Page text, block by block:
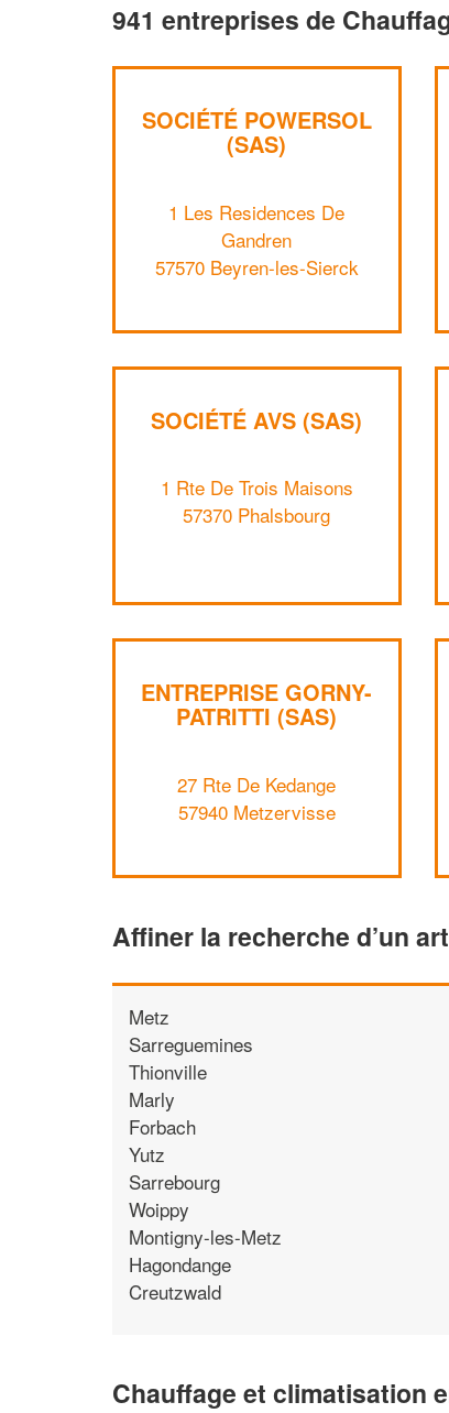
941 entreprises de
SOCIÉTÉ POWERSOL
(SAS)
1 Les Residences De
Gandren
57570 Beyren-les-Sierck
SOCIÉTÉ AVS (SAS)
1 Rte De Trois Maisons
57370 Phalsbourg
ENTREPRISE GORNY-
PATRITTI (SAS)
27 Rte De Kedange
57940 Metzervisse
Affiner la recherche d’un
Metz
Sarreguemines
Thionville
Marly
Forbach
Yutz
Sarrebourg
Woippy
Montigny-les-Metz
Hagondange
Creutzwald
Chauffage et climatisation